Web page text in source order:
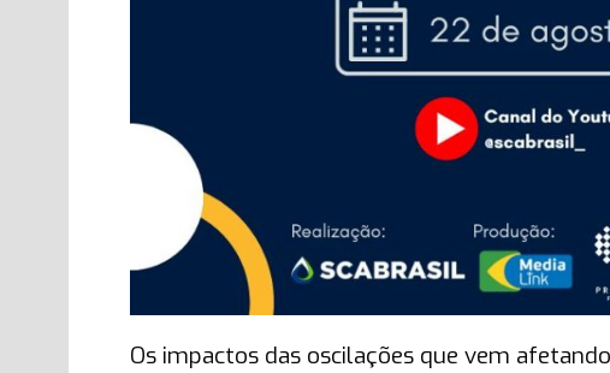
Os impactos das oscilações que vem